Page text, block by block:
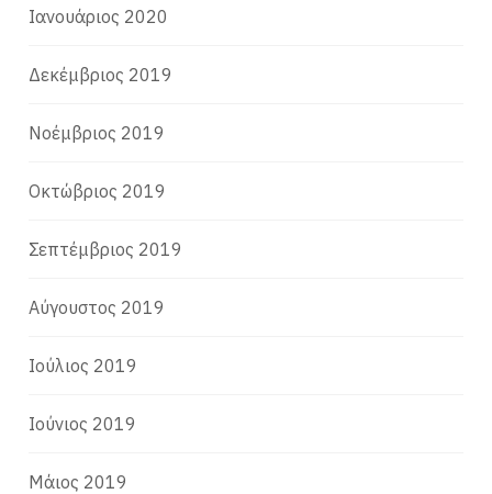
Ιανουάριος 2020
Δεκέμβριος 2019
Νοέμβριος 2019
Οκτώβριος 2019
Σεπτέμβριος 2019
Αύγουστος 2019
Ιούλιος 2019
Ιούνιος 2019
Μάιος 2019